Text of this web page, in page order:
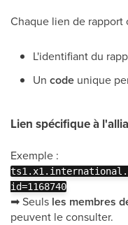
Chaque lien de
L'identifiant du
Un code unique
Lien spécifique à
Exemple :
id=1168740
➡Seuls les membres
peuvent le consulter.